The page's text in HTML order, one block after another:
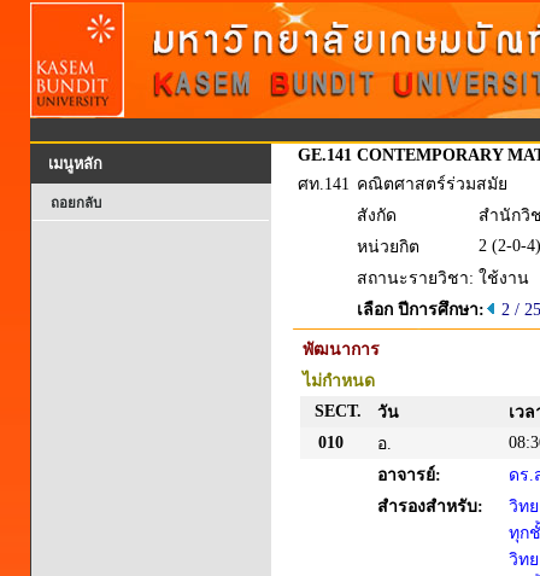
เมนูหลัก
ถอยกลับ
GE.141 CONTEMPORARY
ศท.141 คณิตศาสตร์ร่วมสมัย
สังกัด
สำนักวิ
หน่วยกิต
2 (2-0-4)
สถานะรายวิชา: ใช้งาน
เลือก ปีการศึกษา:
2 /
พัฒนาการ
ไม่กำหนด
SECT.
วัน
เวล
010
อ.
อาจารย์:
ดร.
สำรองสำหรับ:
วิท
ทุก
วิท